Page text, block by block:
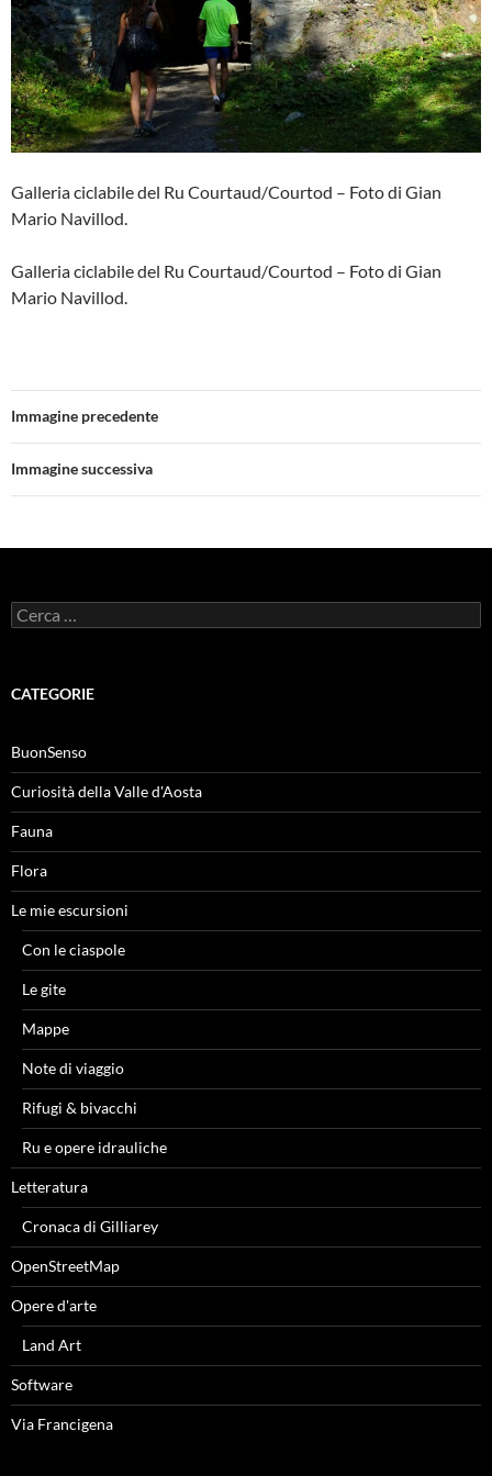
Galleria ciclabile del Ru Courtaud/Courtod – Foto di Gian
Mario Navillod.
Galleria ciclabile del Ru Courtaud/Courtod – Foto di Gian
Mario Navillod.
Immagine precedente
Immagine successiva
Ricerca
per:
CATEGORIE
BuonSenso
Curiosità della Valle d'Aosta
Fauna
Flora
Le mie escursioni
Con le ciaspole
Le gite
Mappe
Note di viaggio
Rifugi & bivacchi
Ru e opere idrauliche
Letteratura
Cronaca di Gilliarey
OpenStreetMap
Opere d'arte
Land Art
Software
Via Francigena